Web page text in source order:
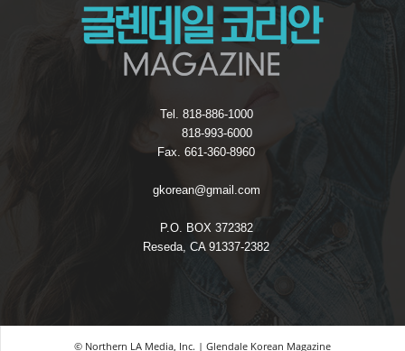
Tel. 818-886-1000
818-993-6000
Fax. 661-360-8960
gkorean@gmail.com
P.O. BOX 372382
Reseda, CA 91337-2382
© Northern LA Media, Inc. | Glendale Korean Magazine